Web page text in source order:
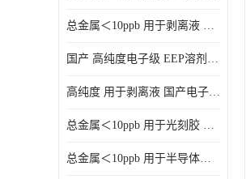
总金属＜10ppb 用于剥离液 电子级EEP
国产 高纯度电子级 EEP溶剂电子级
高纯度 用于剥离液 国产电子级EEP
总金属＜10ppb 用于光刻胶 电子级EEP溶剂
总金属＜10ppb 用于半导体清洗 3-乙氧基丙酸乙酯电子级